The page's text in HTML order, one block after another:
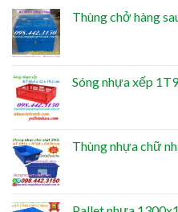
Thùng chở hàng
Sóng nhựa xếp 1T9
Thùng nhựa chữ